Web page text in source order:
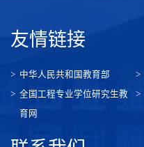
友情链接
中华人民共和国教育部
全国工程专业学位研究生教
育网